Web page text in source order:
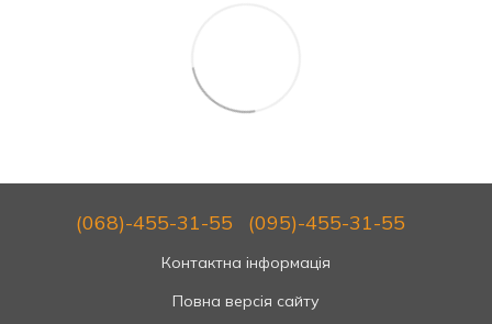
(068)-455-31-55 (095)-455-31-55
Контактна інформація
Повна версія сайту